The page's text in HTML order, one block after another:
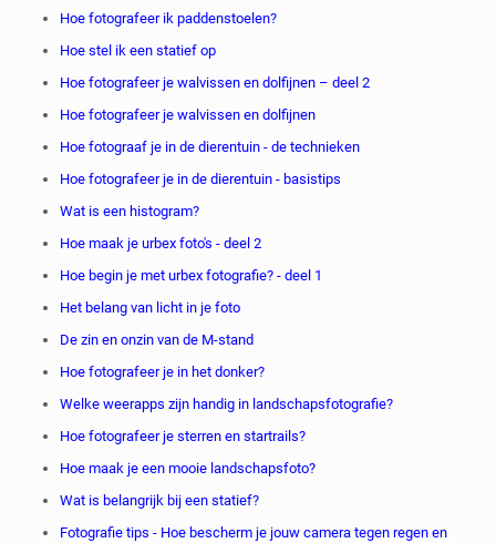
Hoe fotografeer ik paddenstoelen?
Hoe stel ik een statief op
Hoe fotografeer je walvissen en dolfijnen – deel 2
Hoe fotografeer je walvissen en dolfijnen
Hoe fotograaf je in de dierentuin - de technieken
Hoe fotografeer je in de dierentuin - basistips
Wat is een histogram?
Hoe maak je urbex foto's - deel 2
Hoe begin je met urbex fotografie? - deel 1
Het belang van licht in je foto
De zin en onzin van de M-stand
Hoe fotografeer je in het donker?
Welke weerapps zijn handig in landschapsfotografie?
Hoe fotografeer je sterren en startrails?
Hoe maak je een mooie landschapsfoto?
Wat is belangrijk bij een statief?
Fotografie tips - Hoe bescherm je jouw camera tegen regen en